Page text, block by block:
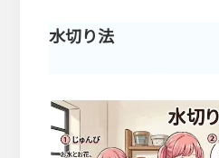
水切り法